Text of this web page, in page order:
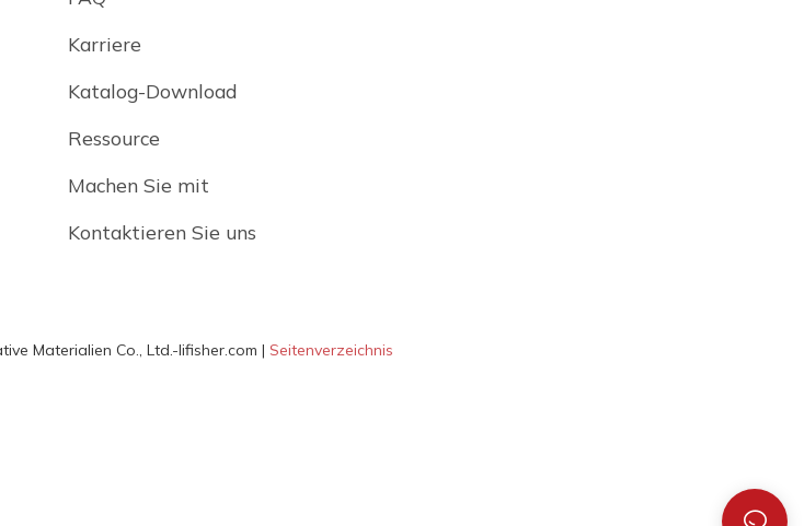
Karriere
Katalog-Download
Ressource
Machen Sie mit
Kontaktieren Sie uns
Materialien Co., Ltd.-lifisher.com | Seitenverzeichnis